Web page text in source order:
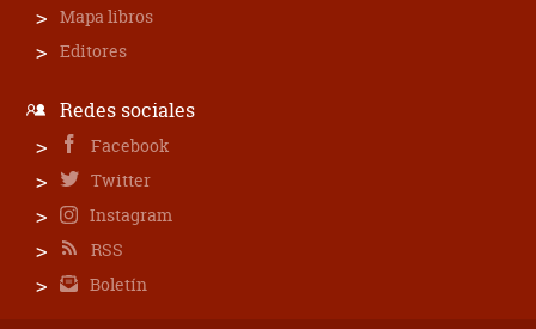
Mapa libros
Editores
Redes sociales
Facebook
Twitter
Instagram
RSS
Boletín